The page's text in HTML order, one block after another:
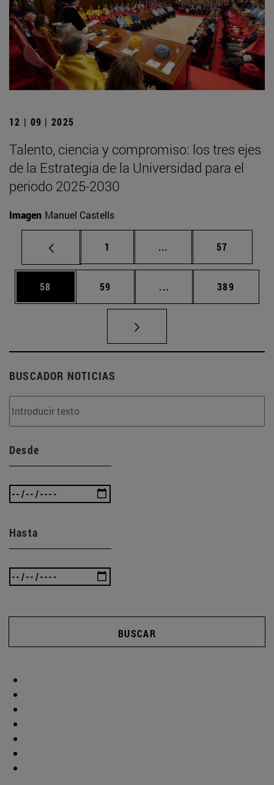
12 | 09 | 2025
Talento, ciencia y compromiso: los tres ejes
de la Estrategia de la Universidad para el
periodo 2025-2030
Imagen Manuel Castells
Página
1 ... Páginas intermedias
Página
57
Página
58 Página
59 ... Páginas intermedias
Página
389
BUSCADOR NOTICIAS
Desde
Hasta
BUSCAR